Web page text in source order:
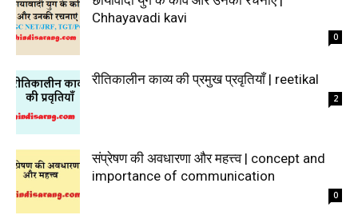
Chhayavadi kavi
0
रीतिकालीन काव्य की प्रमुख प्रवृतियाँ | reetikal
2
संप्रेषण की अवधारणा और महत्त्व | concept and
importance of communication
0